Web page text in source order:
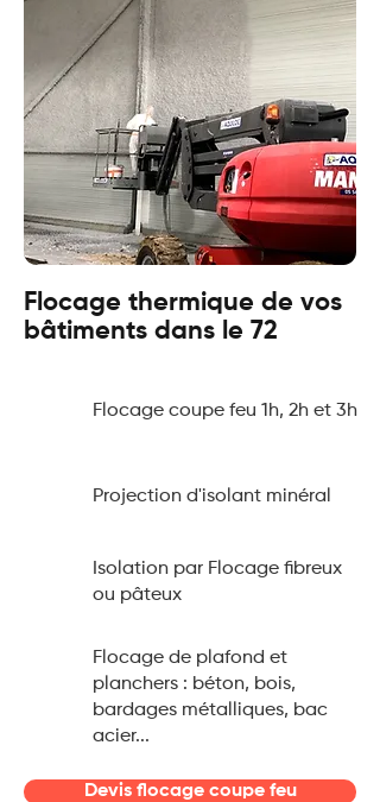
Flocage thermique de vos
bâtiments dans le 72
Flocage coupe feu 1h, 2h et 3h
Projection d'isolant minéral
Isolation par Flocage fibreux
ou pâteux
Flocage de plafond et
planchers : béton, bois,
bardages métalliques, bac
acier...
Devis flocage coupe feu